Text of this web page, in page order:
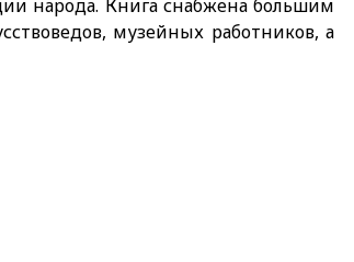
народа. Книга снабжена большим
музейных работников, а